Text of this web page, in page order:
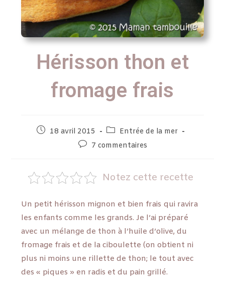
Hérisson thon et
fromage frais
18 avril 2015
Entrée de la mer
7 commentaires
Notez cette recette
Un petit hérisson mignon et bien frais qui ravira
les enfants comme les grands. Je l’ai préparé
avec un mélange de thon à l’huile d’olive, du
fromage frais et de la ciboulette (on obtient ni
plus ni moins une rillette de thon; le tout avec
des « piques » en radis et du pain grillé.